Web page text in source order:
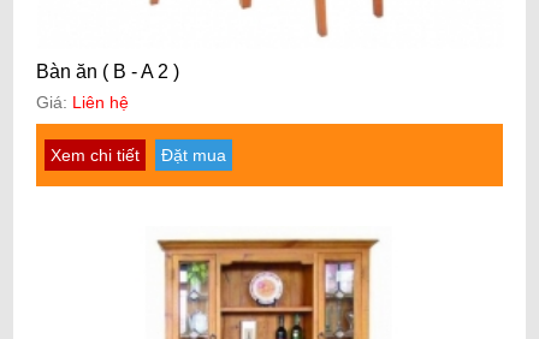
Bàn ăn ( B - A 2 )
Giá: Liên hệ
Xem chi tiết Đặt mua